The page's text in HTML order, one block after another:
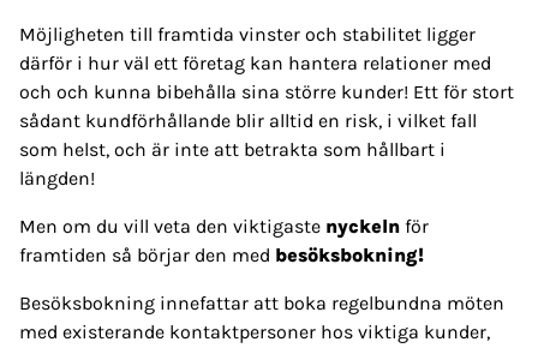
Möjligheten till framtida vinster och stabilitet ligger
därför i hur väl ett företag kan hantera relationer med
och och kunna bibehålla sina större kunder! Ett för stort
sådant kundförhållande blir alltid en risk, i vilket fall
som helst, och är inte att betrakta som hållbart i
längden!
Men om du vill veta den viktigaste nyckeln för
framtiden så börjar den med besöksbokning!
Besöksbokning innefattar att boka regelbundna möten
med existerande kontaktpersoner hos viktiga kunder,